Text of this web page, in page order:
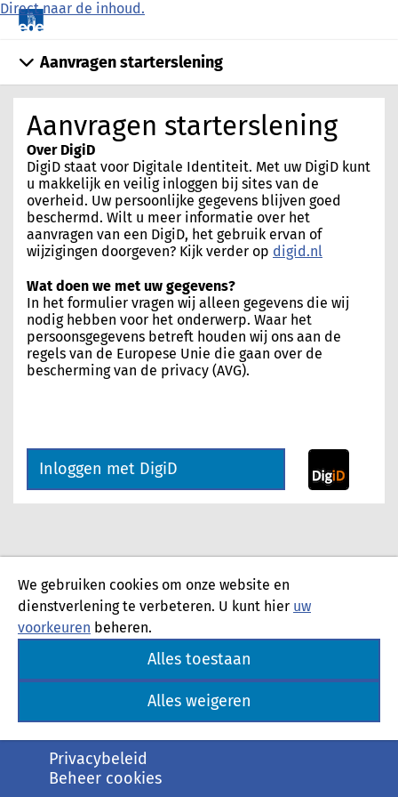
Direct naar de inhoud.
Aanvragen starterslening
Over DigiD
DigiD staat voor Digitale Identiteit. Met uw DigiD kunt
u makkelijk en veilig inloggen bij sites van de
overheid. Uw persoonlijke gegevens blijven goed
beschermd. Wilt u meer informatie over het
aanvragen van een DigiD, het gebruik ervan of
wijzigingen doorgeven? Kijk verder op digid.nl
Wat doen we met uw gegevens?
In het formulier vragen wij alleen gegevens die wij
nodig hebben voor het onderwerp. Waar het
persoonsgegevens betreft houden wij ons aan de
regels van de Europese Unie die gaan over de
bescherming van de privacy (AVG).
Inloggen met DigiD
Aanvragen starterslening
We gebruiken cookies om onze website en
dienstverlening te verbeteren. U kunt hier uw
voorkeuren beheren.
Alles toestaan
Alles weigeren
Privacybeleid
Beheer cookies